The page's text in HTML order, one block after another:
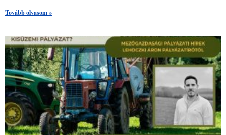
Tovább olvasom »